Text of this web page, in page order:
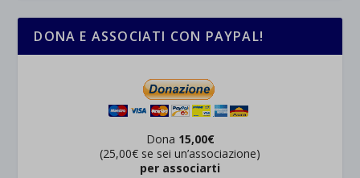
DONA E ASSOCIATI CON PAYPAL!
Dona 15,00€
(25,00€ se sei un’associazione)
per associarti